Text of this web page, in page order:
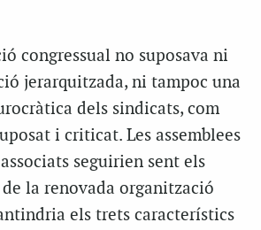
congressual no suposava ni
jerarquitzada, ni tampoc una
dels sindicats, com
i criticat. Les assemblees
seguirien sent els
la renovada organització
els trets característics